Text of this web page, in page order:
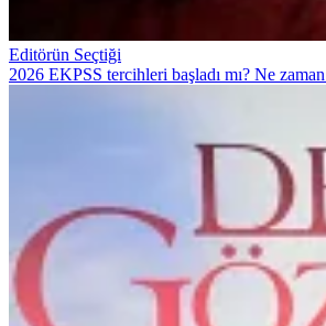
Editörün Seçtiği
2026 EKPSS tercihleri başladı mı? Ne